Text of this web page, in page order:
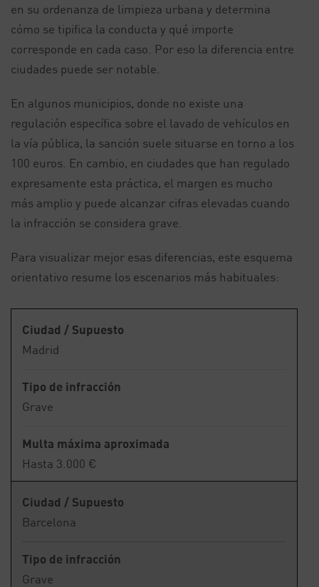
en su ordenanza de limpieza urbana y determina
cómo se tipifica la conducta y qué importe
corresponde en cada caso. Por eso la diferencia entre
ciudades puede ser notable.
En algunos municipios, donde no existe una
regulación específica sobre el lavado de vehículos en
la vía pública, la sanción suele situarse en torno a los
100 euros. En cambio, en ciudades que han regulado
expresamente esta práctica, el margen es mucho
más amplio y puede alcanzar cifras elevadas cuando
la infracción se considera grave.
Para visualizar mejor esas diferencias, este esquema
orientativo resume los escenarios más habituales:
Ciudad / Supuesto
Madrid
Tipo de infracción
Grave
Multa máxima aproximada
Hasta 3.000 €
Ciudad / Supuesto
Barcelona
Tipo de infracción
Grave